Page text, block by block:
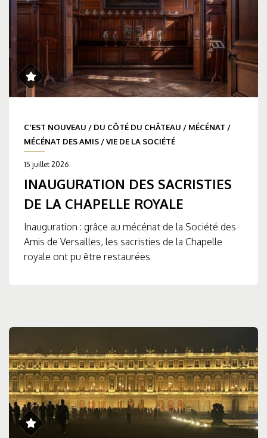
C'EST NOUVEAU / DU CÔTÉ DU CHÂTEAU / MÉCÉNAT /
MÉCÉNAT DES AMIS /VIE DE LA SOCIÉTÉ
15 juillet 2026
INAUGURATION DES SACRISTIES
DE LA CHAPELLE ROYALE
Inauguration : grâce au mécénat de la Société des
Amis de Versailles, les sacristies de la Chapelle
royale ont pu être restaurées